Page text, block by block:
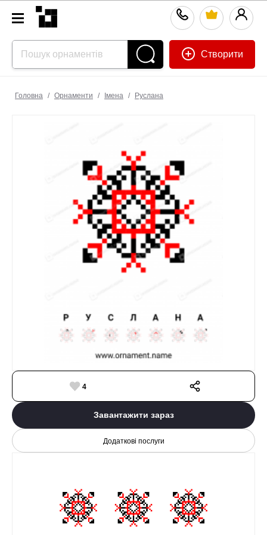
Створити
Головна / Орнаменти / Імена / Руслана
4
Завантажити зараз
Додаткові послуги